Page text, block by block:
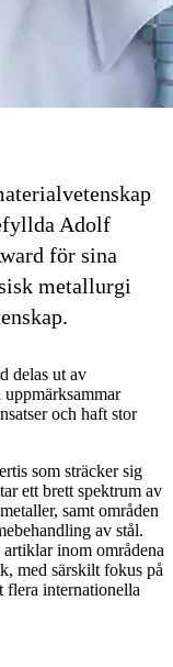
Adolf
för sina
metallurgi
delas ut av
och haft stor
som sträcker sig
ett brett spektrum av
samt områden
av stål.
inom områdena
med särskilt fokus på
flera internationella